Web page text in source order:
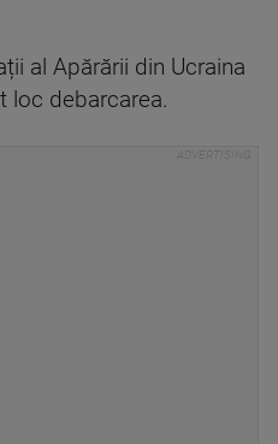
al Apărării din Ucraina
loc debarcarea.